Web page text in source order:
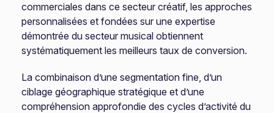
commerciales dans ce secteur créatif, les approches
personnalisées et fondées sur une expertise
démontrée du secteur musical obtiennent
systématiquement les meilleurs taux de conversion.
La combinaison d’une segmentation fine, d’un
ciblage géographique stratégique et d’une
compréhension approfondie des cycles d’activité du